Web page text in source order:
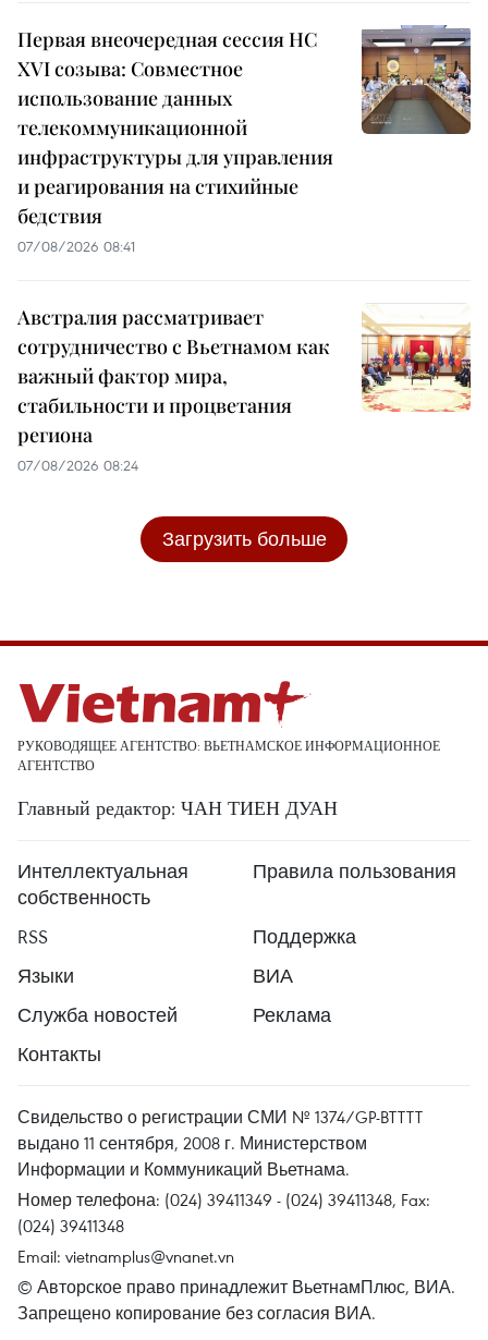
Первая внеочередная сессия НС
XVI созыва: Совместное
использование данных
телекоммуникационной
инфраструктуры для управления
и реагирования на стихийные
бедствия
07/08/2026 08:41
Австралия рассматривает
сотрудничество с Вьетнамом как
важный фактор мира,
стабильности и процветания
региона
07/08/2026 08:24
Загрузить больше
РУКОВОДЯЩЕЕ АГЕНТСТВО: ВЬЕТНАМСКОЕ ИНФОРМАЦИОННОЕ
АГЕНТСТВО
Главный редактор: ЧАН ТИЕН ДУАН
Интеллектуальная
собственность
Правила пользования
RSS
Поддержка
Языки
ВИА
Служба новостей
Реклама
Контакты
Свидельство о регистрации СМИ № 1374/GP-BTTTT
выдано 11 сентября, 2008 г. Министерством
Информации и Коммуникаций Вьетнама.
Номер телефона: (024) 39411349 - (024) 39411348, Fax:
(024) 39411348
Email: vietnamplus@vnanet.vn
© Авторское право принадлежит ВьетнамПлюс, ВИА.
Запрещено копирование без согласия ВИА.